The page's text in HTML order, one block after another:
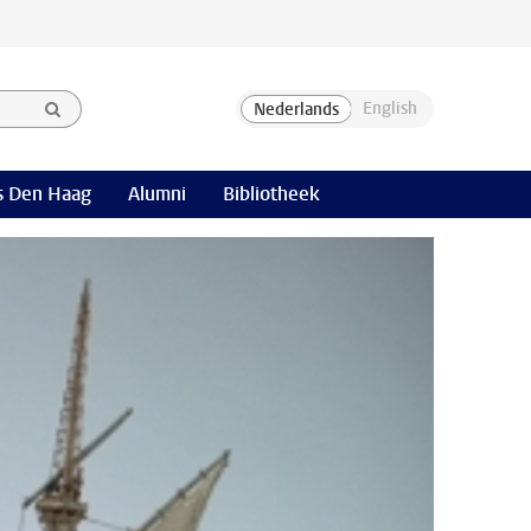
Den Haag Alumni Bibliotheek